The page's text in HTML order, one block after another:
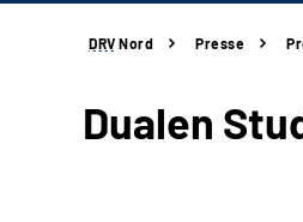
DRV Nord Presse
Dualen